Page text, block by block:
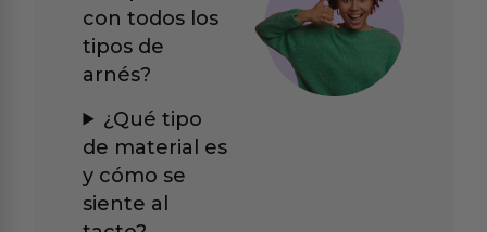
con todos los
tipos de
arnés?
¿Qué tipo
de material es
y cómo se
siente al